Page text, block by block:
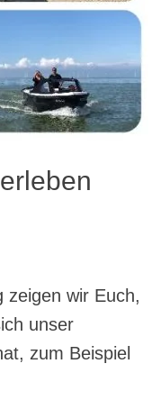
zeigen wir Euch,
unser
zum Beispiel